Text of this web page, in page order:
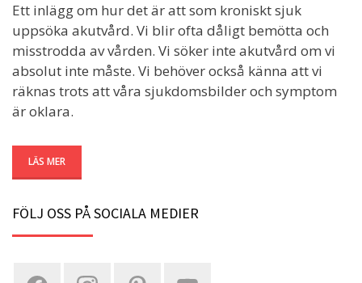
Ett inlägg om hur det är att som kroniskt sjuk
uppsöka akutvård. Vi blir ofta dåligt bemötta och
misstrodda av vården. Vi söker inte akutvård om vi
absolut inte måste. Vi behöver också känna att vi
räknas trots att våra sjukdomsbilder och symptom
är oklara.
LÄS MER
FÖLJ OSS PÅ SOCIALA MEDIER